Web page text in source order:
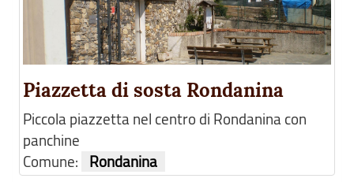
Piazzetta di sosta Rondanina
Piccola piazzetta nel centro di Rondanina con
panchine
Comune:
Rondanina